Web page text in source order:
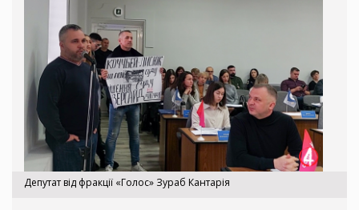
Депутат від фракції «Голос» Зураб Кантарія